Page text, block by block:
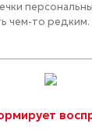
чем-то редким.